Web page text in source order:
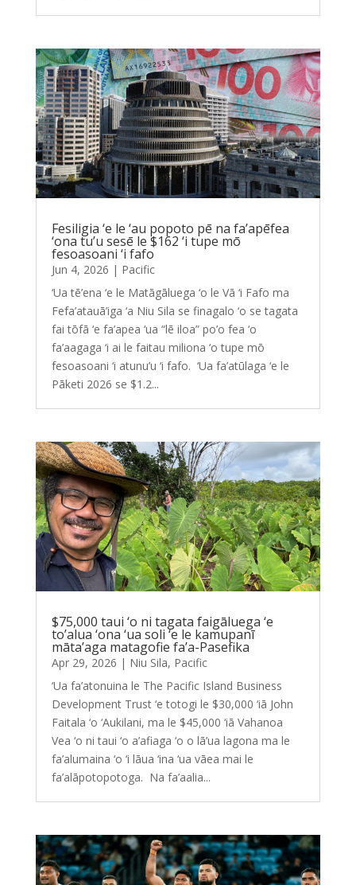
Fesiligia ‘e le ‘au popoto pē na fa’apēfea
‘ona tu’u sesē le $162 ‘i tupe mō
fesoasoani ‘i fafo
Jun 4, 2026 | Pacific
‘Ua tē’ena ‘e le Matāgāluega ‘o le Vā ‘i Fafo ma
Fefa’atauā’iga ‘a Niu Sila se finagalo ‘o se tagata
fai tōfā ‘e fa’apea ‘ua “lē iloa” po’o fea ‘o
fa’aagaga ‘i ai le faitau miliona ‘o tupe mō
fesoasoani ‘i atunu’u ‘i fafo. ‘Ua fa’atūlaga ‘e le
Pāketi 2026 se $1.2...
$75,000 taui ‘o ni tagata faigāluega ‘e
to’alua ‘ona ‘ua soli ‘e le kamupanī
māta’aga matagofie fa’a-Pasefika
Apr 29, 2026 | Niu Sila, Pacific
‘Ua fa’atonuina le The Pacific Island Business
Development Trust ‘e totogi le $30,000 ‘iā John
Faitala ‘o ‘Aukilani, ma le $45,000 ‘iā Vahanoa
Vea ‘o ni taui ‘o a’afiaga ‘o o lā’ua lagona ma le
fa’alumaina ‘o ‘i lāua ‘ina ‘ua vāea mai le
fa’alāpotopotoga. Na fa’aalia...